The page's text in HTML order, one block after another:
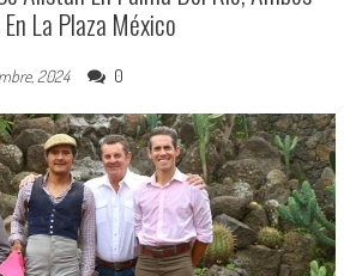
La Plaza México
2024 0